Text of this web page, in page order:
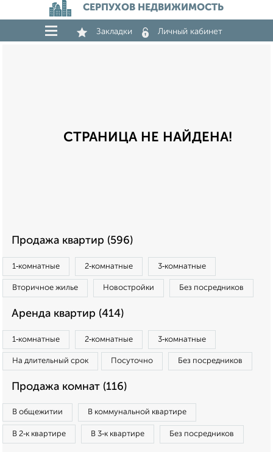
СЕРПУХОВ НЕДВИЖИМОСТЬ
Закладки Личный кабинет
СТРАНИЦА НЕ НАЙДЕНА!
Продажа квартир (596)
1‑комнатные 2‑комнатные 3‑комнатные
Вторичное жилье Новостройки Без посредников
Аренда квартир (414)
1‑комнатные 2‑комнатные 3‑комнатные
На длительный срок Посуточно Без посредников
Продажа комнат (116)
В общежитии В коммунальной квартире
В 2‑к квартире В 3‑к квартире Без посредников